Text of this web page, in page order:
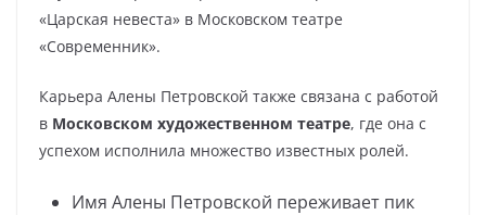
«Царская невеста» в Московском театре
«Современник».
Карьера Алены Петровской также связана с работой
в Московском художественном театре, где она с
успехом исполнила множество известных ролей.
Имя Алены Петровской переживает пик